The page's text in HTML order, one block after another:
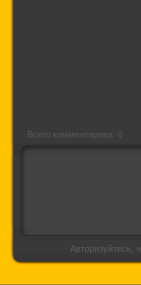
Всего комментариев: 0
Авторизуйтесь,